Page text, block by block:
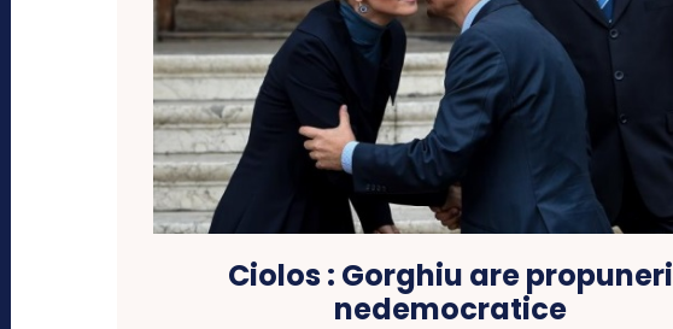
Ciolos : Gorghiu are propuneri
nedemocratice